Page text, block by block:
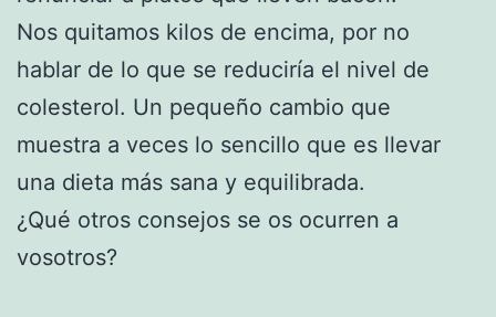
Nos quitamos kilos de encima, por no
hablar de lo que se reduciría el nivel de
colesterol. Un pequeño cambio que
muestra a veces lo sencillo que es llevar
una dieta más sana y equilibrada.
¿Qué otros consejos se os ocurren a
vosotros?